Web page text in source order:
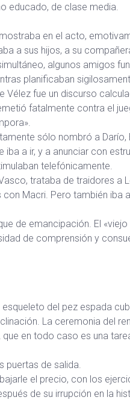
educado, de clase media.
en el acto,
a sus hijos, a su
algunos amigos
planificaban
Vélez fue un discurso
fatalmente contra el
sólo nombró a Darío,
iba a ir, y a anunciar con
telefónicamente.
trataba de traidores a
Macri. Pero también iba
de emancipación. El
de comprensión y
del pez espada
La ceremonia del
en todo caso es una
puertas de salida.
el precio, con los
de su irrupción en la